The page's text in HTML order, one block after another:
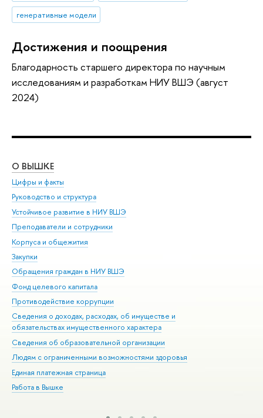
генеративные модели
Достижения и поощрения
Благодарность старшего директора по научным
исследованиям и разработкам НИУ ВШЭ (август
2024)
О ВЫШКЕ
Цифры и факты
Руководство и структура
Устойчивое развитие в НИУ ВШЭ
Преподаватели и сотрудники
Корпуса и общежития
Закупки
Обращения граждан в НИУ ВШЭ
Фонд целевого капитала
Противодействие коррупции
Сведения о доходах, расходах, об имуществе и
обязательствах имущественного характера
Сведения об образовательной организации
Людям с ограниченными возможностями здоровья
Единая платежная страница
Работа в Вышке